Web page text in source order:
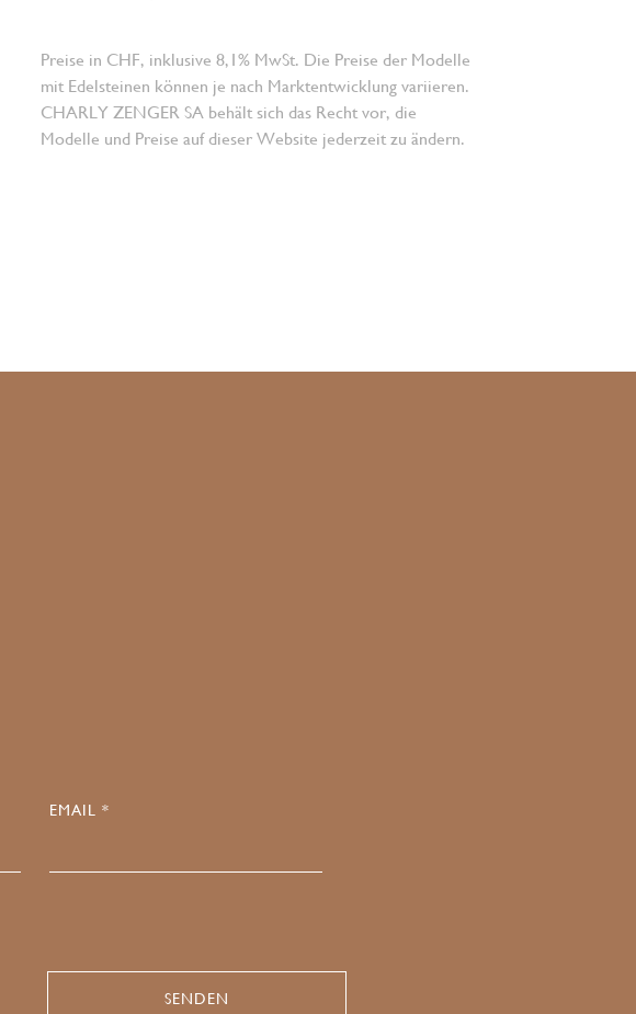
Preise in CHF, inklusive 8,1% MwSt. Die Preise der Modelle
mit Edelsteinen können je nach Marktentwicklung variieren.
CHARLY ZENGER SA behält sich das Recht vor, die
Modelle und Preise auf dieser Website jederzeit zu ändern.
EMAIL *